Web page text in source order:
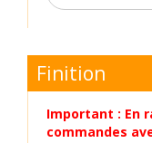
Finition
Important : En
commandes